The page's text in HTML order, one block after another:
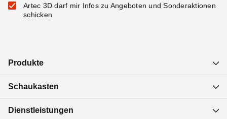
Artec 3D darf mir Infos zu Angeboten und Sonderaktionen
schicken
Produkte
Schaukasten
Dienstleistungen